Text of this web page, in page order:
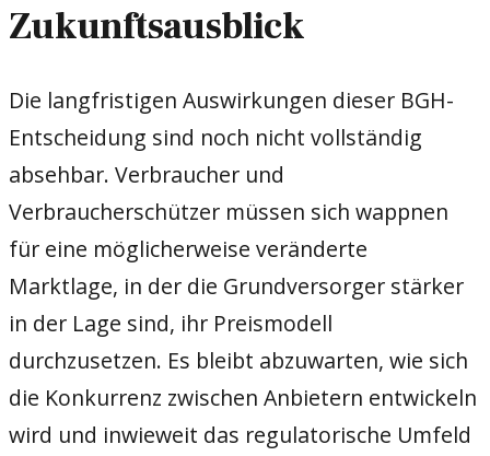
Zukunftsausblick
Die langfristigen Auswirkungen dieser BGH-
Entscheidung sind noch nicht vollständig
absehbar. Verbraucher und
Verbraucherschützer müssen sich wappnen
für eine möglicherweise veränderte
Marktlage, in der die Grundversorger stärker
in der Lage sind, ihr Preismodell
durchzusetzen. Es bleibt abzuwarten, wie sich
die Konkurrenz zwischen Anbietern entwickeln
wird und inwieweit das regulatorische Umfeld